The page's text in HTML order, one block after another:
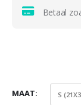
Betaal
MAAT